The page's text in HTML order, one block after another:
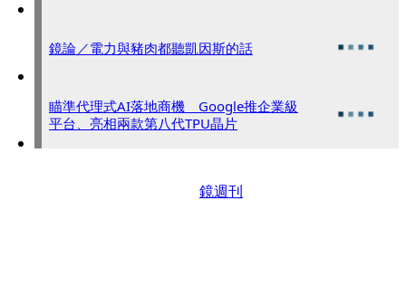
鏡論／電力與豬肉都聽凱因斯的話
瞄準代理式AI落地商機 Google推企業級
平台、亮相兩款第八代TPU晶片
鏡週刊